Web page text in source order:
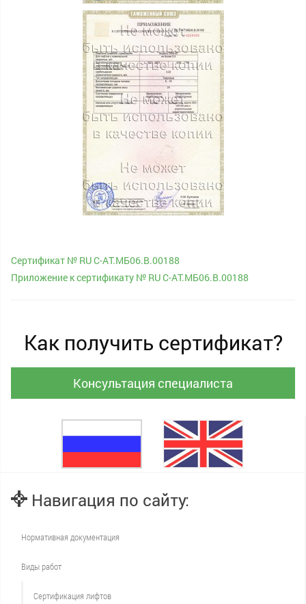
Сертификат № RU С-AT.МБ06.B.00188
Приложение к сертификату № RU С-AT.МБ06.B.00188
Как получить сертификат?
Консультация специалиста
Навигация по сайту:
Нормативная документация
Виды работ
Сертификация лифтов